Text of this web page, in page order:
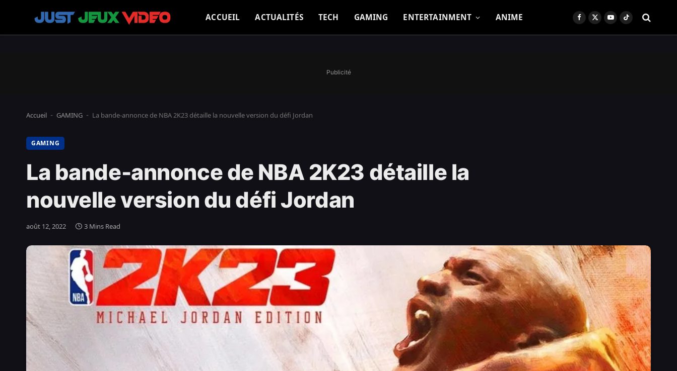
ACCUEIL ACTUALITÉS TECH GAMING ENTERTAINMENT ANIME Facebook
X
YouTubeTikTok
Publicité
Accueil - GAMING - La bande-annonce de NBA 2K23 détaille la nouvelle version du défi Jordan
GAMING
La bande-annonce de NBA 2K23 détaille la
nouvelle version du défi Jordan
août 12, 2022 3 Mins Read